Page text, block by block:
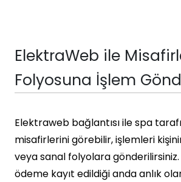
ElektraWeb ile
Folyosuna İşlem
Elektraweb bağlantısı ile spa
misafirlerini görebilir, işlemleri
veya sanal folyolara
ödeme kayıt edildiği anda anlık